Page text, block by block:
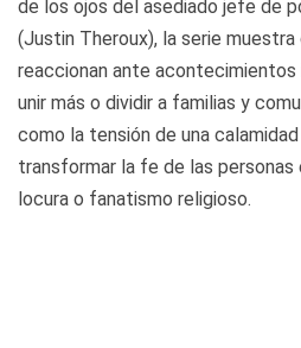
de los ojos del asediado jefe de
(Justin Theroux), la serie
reaccionan ante acontecimientos
unir más o dividir a familias y
como la tensión de una
transformar la fe de las personas
locura o fanatismo religioso.